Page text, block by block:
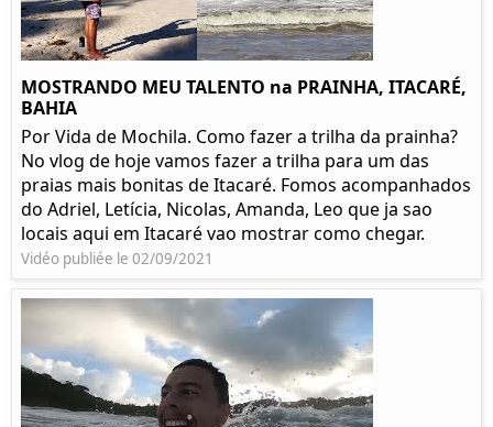
MOSTRANDO MEU TALENTO na PRAINHA, ITACARÉ,
BAHIA
Por Vida de Mochila. Como fazer a trilha da prainha?
No vlog de hoje vamos fazer a trilha para um das
praias mais bonitas de Itacaré. Fomos acompanhados
do Adriel, Letícia, Nicolas, Amanda, Leo que ja sao
locais aqui em Itacaré vao mostrar como chegar.
Vidéo publiée le 02/09/2021